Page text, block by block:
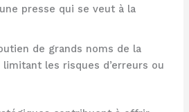
presse qui se veut à la
de grands noms de la
les risques d’erreurs ou